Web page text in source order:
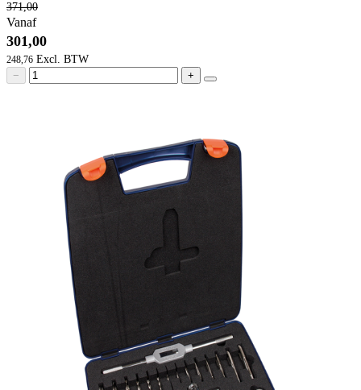
371,00
Vanaf
301,00
248,76
− +